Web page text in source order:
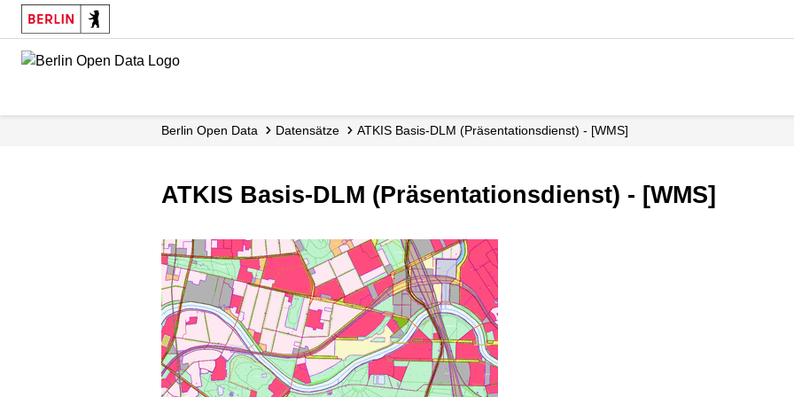
Skip
main
Berlin Open Data Datensätze ATKIS Basis-DLM (Präsentationsdienst) - [WMS]
ATKIS Basis-DLM (Präsentationsdienst) - [WMS]